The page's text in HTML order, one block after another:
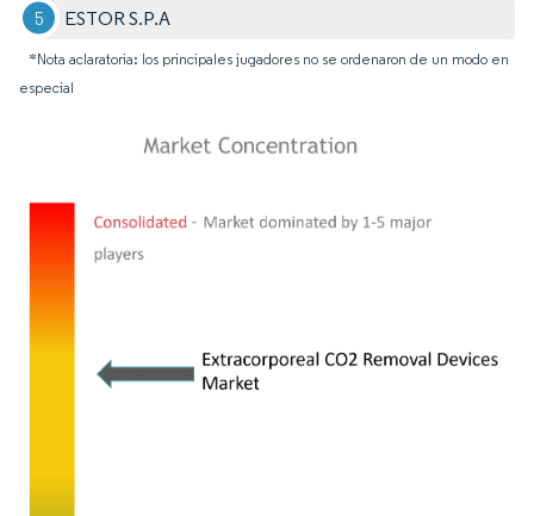
ESTOR S.P.A
*Nota aclaratoria: los principales jugadores no se ordenaron de un modo en
especial